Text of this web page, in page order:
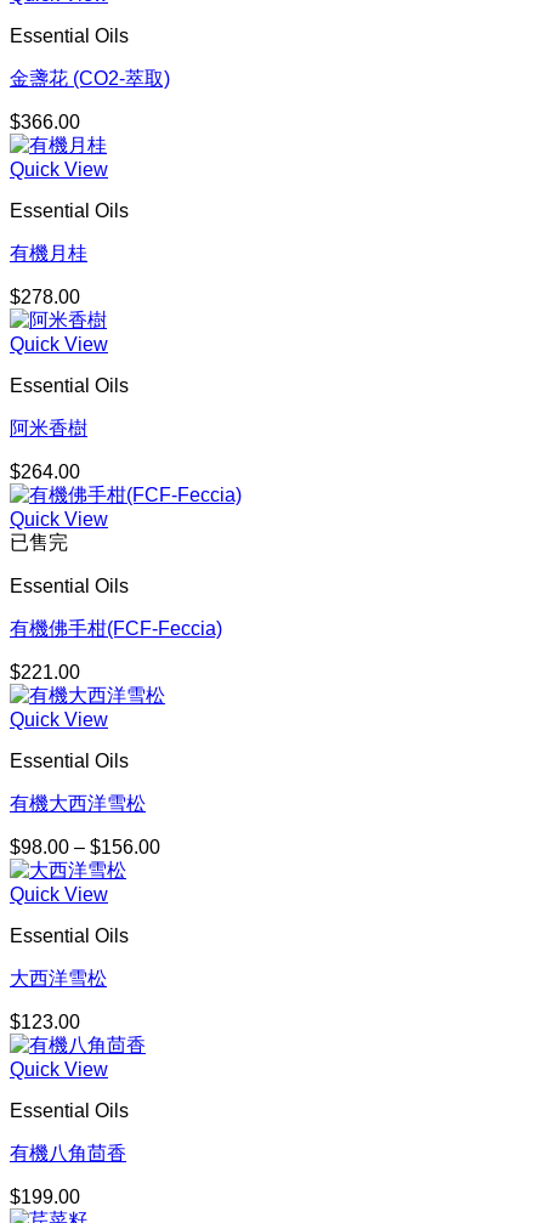
Essential Oils
金盞花 (CO2-萃取)
$366.00
Quick View
Essential Oils
有機月桂
$278.00
Quick View
Essential Oils
阿米香樹
$264.00
Quick View
已售完
Essential Oils
有機佛手柑(FCF-Feccia)
$221.00
Quick View
Essential Oils
有機大西洋雪松
$98.00 – $156.00價
Quick View
Essential Oils
大西洋雪松
$123.00
Quick View
Essential Oils
有機八角茴香
$199.00